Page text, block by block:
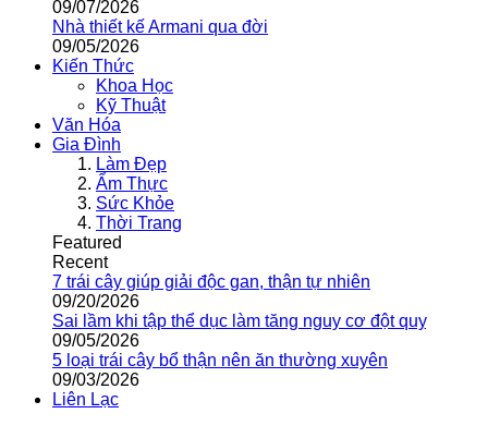
09/07/2026
Nhà thiết kế Armani qua đời
09/05/2026
Kiến Thức
Khoa Học
Kỹ Thuật
Văn Hóa
Gia Đình
Làm Đẹp
Ẩm Thực
Sức Khỏe
Thời Trang
Featured
Recent
7 trái cây giúp giải độc gan, thận tự nhiên
09/20/2026
Sai lầm khi tập thể dục làm tăng nguy cơ đột quỵ
09/05/2026
5 loại trái cây bổ thận nên ăn thường xuyên
09/03/2026
Liên Lạc